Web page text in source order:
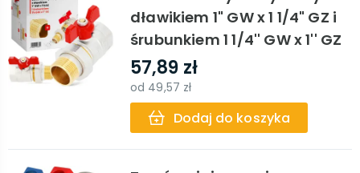
dławikiem 1" GW x 1 1/4" GZ i
śrubunkiem 1 1/4'' GW x 1'' GZ
57,89 zł
od 49,57 zł
Dodaj do koszyka